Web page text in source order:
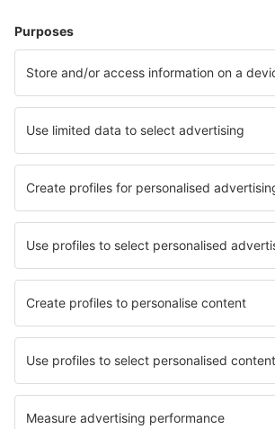
Cele mai căutate cazări de către
Cazare în Angola - Orașe populare
Cazare în Catumbela Cazare în Lubango
Cazare în Luanda Cazare în Nzagi
Cazare în Cuito Cuanavale Cazare în
Cele mai bune locuri de cazare - orașe
Cazare în Saint-Simeon-de-Bressieux